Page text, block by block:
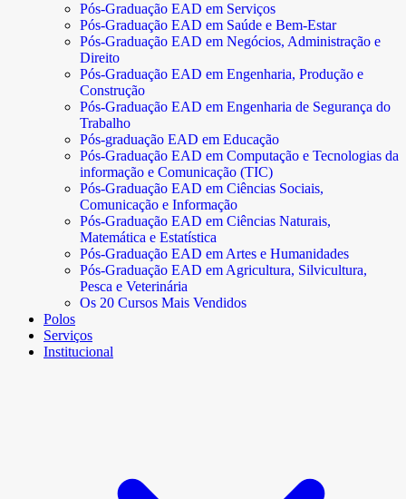
Pós-Graduação EAD em Serviços
Pós-Graduação EAD em Saúde e Bem-Estar
Pós-Graduação EAD em Negócios, Administração e
Direito
Pós-Graduação EAD em Engenharia, Produção e
Construção
Pós-Graduação EAD em Engenharia de Segurança do
Trabalho
Pós-graduação EAD em Educação
Pós-Graduação EAD em Computação e Tecnologias da
informação e Comunicação (TIC)
Pós-Graduação EAD em Ciências Sociais,
Comunicação e Informação
Pós-Graduação EAD em Ciências Naturais,
Matemática e Estatística
Pós-Graduação EAD em Artes e Humanidades
Pós-Graduação EAD em Agricultura, Silvicultura,
Pesca e Veterinária
Os 20 Cursos Mais Vendidos
Polos
Serviços
Institucional